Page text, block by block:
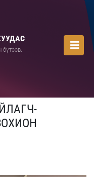
бүтээв.